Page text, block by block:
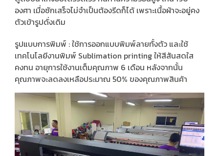
องศา เมื่อซักเสร็จไม่จำเป็นต้องรีดก็ได้ เพราะเนื้อผ้าจะอยู่คง
ตัวเข้ารูปดั่งเดิม
รูปแบบการพิมพ์ : ใช้การออกแบบพิมพ์ลายทั้งตัว และใช้
เทคโนโลยีงานพิมพ์ Sublimation printing ให้สีสันสดใส
คงทน อายุการใช้งานเต็มคุณภาพ 6 เดือน หลังจากนั้น
คุณภาพจะลดลงเหลือประมาณ 50% ของคุณภาพสินค้า